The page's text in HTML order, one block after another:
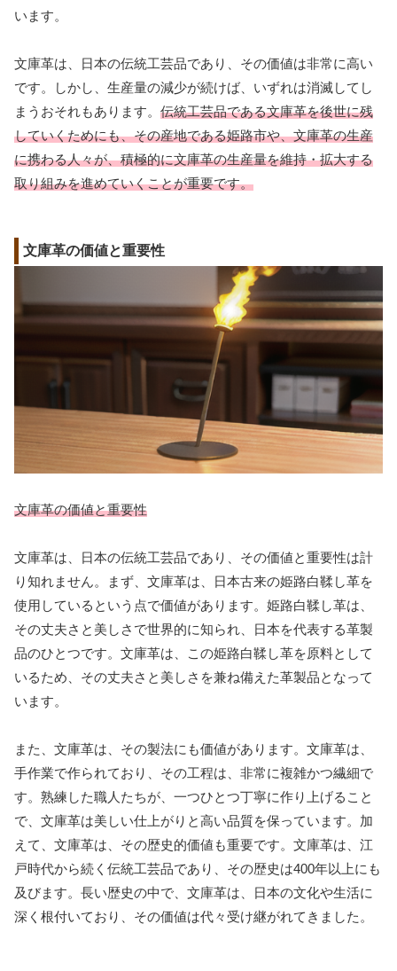
います。
文庫革は、日本の伝統工芸品であり、その価値は非常に高い
です。しかし、生産量の減少が続けば、いずれは消滅してし
まうおそれもあります。 伝統工芸品である文庫革を後世に残
していくためにも、その産地である姫路市や、文庫革の生産
に携わる人々が、積極的に文庫革の生産量を維持・拡大する
取り組みを進めていくことが重要です。
文庫革の価値と重要性
文庫革の価値と重要性
文庫革は、日本の伝統工芸品であり、その価値と重要性は計
り知れません。まず、文庫革は、日本古来の姫路白鞣し革を
使用しているという点で価値があります。姫路白鞣し革は、
その丈夫さと美しさで世界的に知られ、日本を代表する革製
品のひとつです。文庫革は、この姫路白鞣し革を原料として
いるため、その丈夫さと美しさを兼ね備えた革製品となって
います。
また、文庫革は、その製法にも価値があります。文庫革は、
手作業で作られており、その工程は、非常に複雑かつ繊細で
す。熟練した職人たちが、一つひとつ丁寧に作り上げること
で、文庫革は美しい仕上がりと高い品質を保っています。加
えて、文庫革は、その歴史的価値も重要です。文庫革は、江
戸時代から続く伝統工芸品であり、その歴史は400年以上にも
及びます。長い歴史の中で、文庫革は、日本の文化や生活に
深く根付いており、その価値は代々受け継がれてきました。